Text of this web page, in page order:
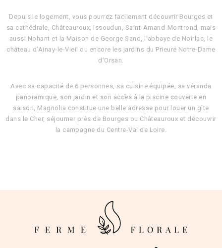
Depuis le logement, vous pourrez facilement découvrir Bourges et
sa cathédrale, Châteauroux, Issoudun, Saint-Amand-Montrond, mais
aussi Nohant et la Maison de George Sand, l’abbaye de Noirlac, le
château d’Ainay-le-Vieil ou encore les jardins du Prieuré Notre-Dame
d’Orsan.
Avec sa capacité de 6 personnes, sa cuisine équipée, sa véranda
panoramique, son jardin et son accès à la piscine couverte en
saison, Magnolia constitue une belle adresse pour louer un gîte
dans le Cher, séjourner près de Bourges ou Châteauroux et découvrir
la campagne du Centre-Val de Loire.